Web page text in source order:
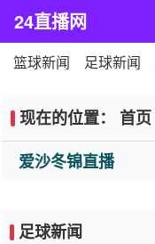
24直播网
篮球新闻 足球新闻
现在的位置： 首页
爱沙冬锦直播
足球新闻